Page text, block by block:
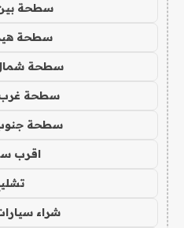
سطحة
سطحة
سطحة
سطحة غرب
سطحة
اقرب
شراء